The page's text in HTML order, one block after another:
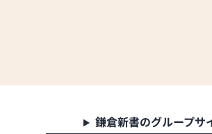
鎌倉新書のグループサ